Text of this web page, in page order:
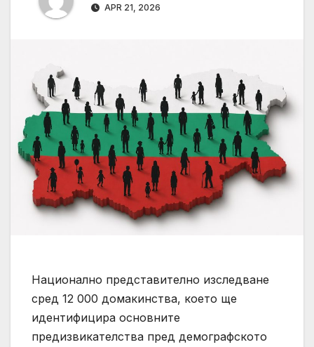
APR 21, 2026
Национално представително изследване
сред 12 000 домакинства, което ще
идентифицира основните
предизвикателства пред демографското